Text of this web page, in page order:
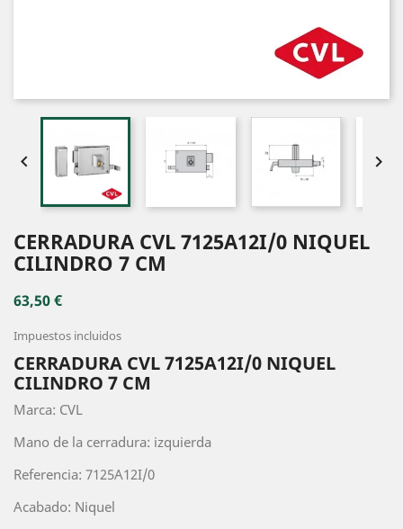
 
CERRADURA CVL 7125A12I/0 NIQUEL
CILINDRO 7 CM
63,50 €
Impuestos incluidos
CERRADURA CVL 7125A12I/0 NIQUEL
CILINDRO 7 CM
Marca: CVL
Mano de la cerradura: izquierda
Referencia: 7125A12I/0
Acabado: Niquel